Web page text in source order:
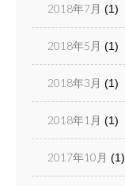
2018年7月 (1)
2018年5月 (1)
2018年3月 (1)
2018年1月 (1)
2017年10月 (1)